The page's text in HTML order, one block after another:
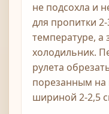
не подсохла и
для пропитки
температуре, а
холодильник.
рулета
порезанным на
шириной 2-2,5